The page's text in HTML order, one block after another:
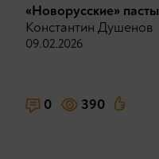
«Новорусские»
Константин Душенов
09.02.2026
0 390